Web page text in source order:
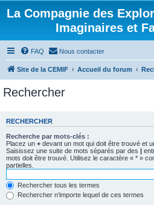
La Compagnie des
Imaginaires et
FAQ Nous contacter
Site de la CEMIF Accueil du forum
Rechercher
RECHERCHER
Recherche par mots-clés :
Placez un + devant un mot qui doit être trouvé et
Saisissez une suite de mots séparés par des |
mots doit être trouvé. Utilisez le caractère « * »
partielles.
Rechercher tous les termes
Rechercher n’importe lequel de ces termes